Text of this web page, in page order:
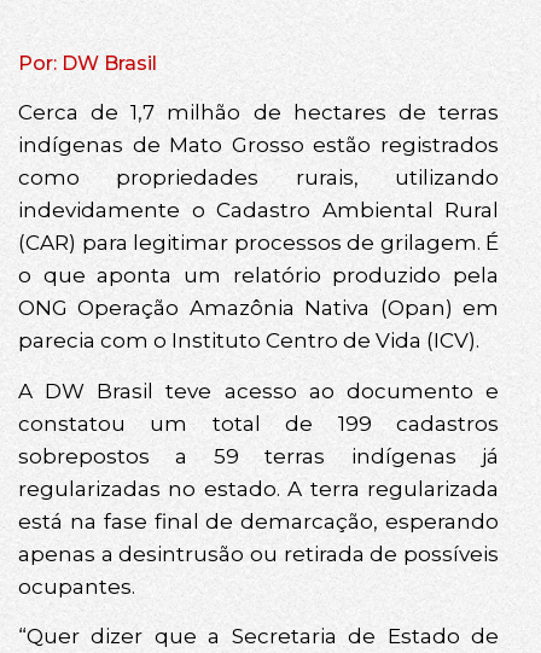
Por: DW Brasil
Cerca de 1,7 milhão de hectares de terras
indígenas de Mato Grosso estão registrados
como propriedades rurais, utilizando
indevidamente o Cadastro Ambiental Rural
(CAR) para legitimar processos de grilagem. É
o que aponta um relatório produzido pela
ONG Operação Amazônia Nativa (Opan) em
parecia com o Instituto Centro de Vida (ICV).
A DW Brasil teve acesso ao documento e
constatou um total de 199 cadastros
sobrepostos a 59 terras indígenas já
regularizadas no estado. A terra regularizada
está na fase final de demarcação, esperando
apenas a desintrusão ou retirada de possíveis
ocupantes.
“Quer dizer que a Secretaria de Estado de